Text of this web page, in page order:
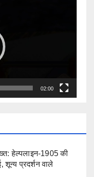
02:00
हेल्पलाइन-1905 की
शून्य प्रदर्शन वाले